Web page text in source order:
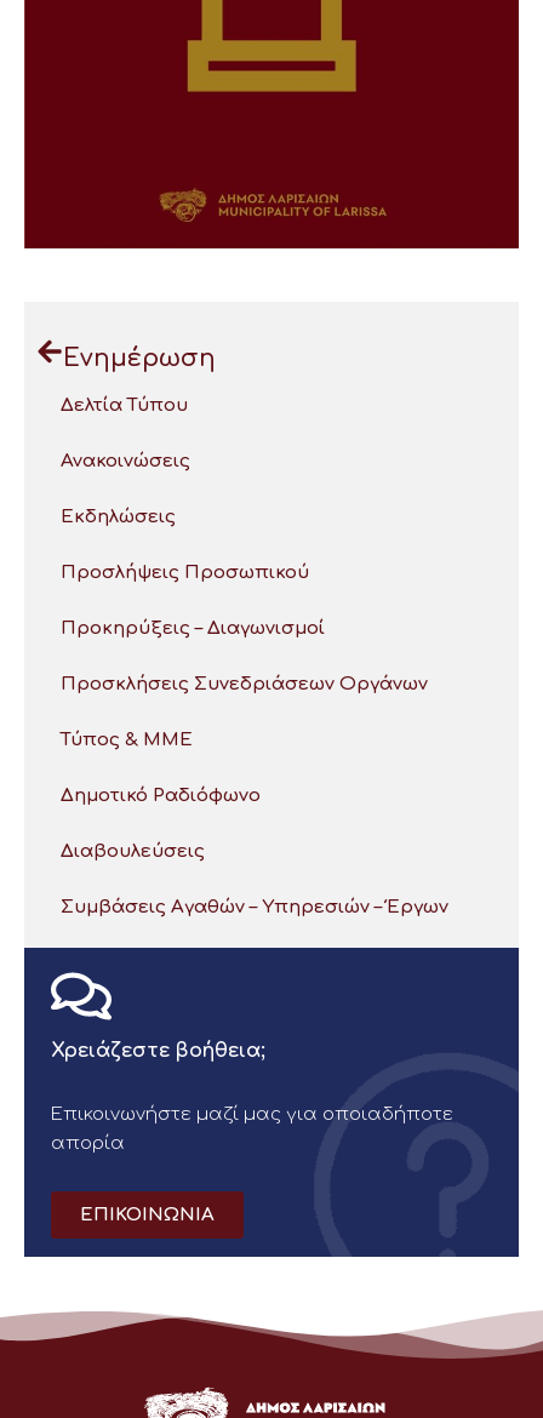
Ενημέρωση
Δελτία Τύπου
Ανακοινώσεις
Εκδηλώσεις
Προσλήψεις Προσωπικού
Προκηρύξεις – Διαγωνισμοί
Προσκλήσεις Συνεδριάσεων Οργάνων
Τύπος & ΜΜΕ
Δημοτικό Ραδιόφωνο
Διαβουλεύσεις
Συμβάσεις Αγαθών – Υπηρεσιών – Έργων
Χρειάζεστε βοήθεια;
Επικοινωνήστε μαζί μας για οποιαδήποτε
απορία
ΕΠΙΚΟΙΝΩΝΙΑ